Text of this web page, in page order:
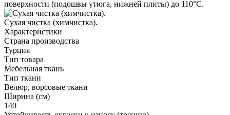
поверхности (подошвы утюга, нижней плиты) до 110°С.
Cухая чистка (химчистка).
Характеристики
Страна производства
Турция
Тип товара
Мебельная ткань
Тип ткани
Велюр, ворсовые ткани
Ширина (см)
140